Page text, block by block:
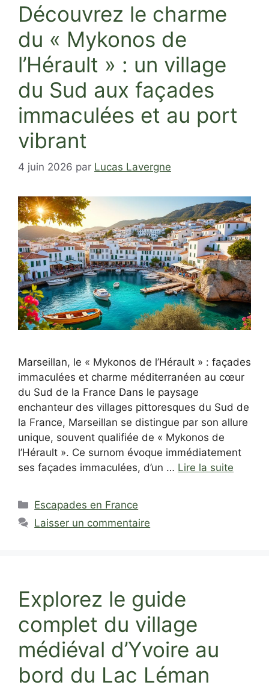
Découvrez le charme
du « Mykonos de
l’Hérault » : un village
du Sud aux façades
immaculées et au port
vibrant
4 juin 2026 par Lucas Lavergne
Marseillan, le « Mykonos de l’Hérault » : façades
immaculées et charme méditerranéen au cœur
du Sud de la France Dans le paysage
enchanteur des villages pittoresques du Sud de
la France, Marseillan se distingue par son allure
unique, souvent qualifiée de « Mykonos de
l’Hérault ». Ce surnom évoque immédiatement
ses façades immaculées, d’un … Lire la suite
Catégories
Escapades en France
Laisser un commentaire
Explorez le guide
complet du village
médiéval d’Yvoire au
bord du Lac Léman